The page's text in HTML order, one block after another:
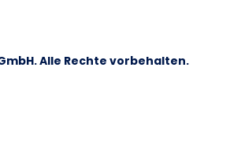
Alle Rechte vorbehalten.